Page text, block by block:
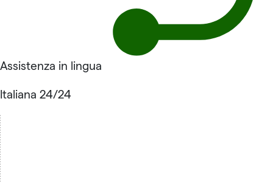
Assistenza in lingua
Italiana 24/24